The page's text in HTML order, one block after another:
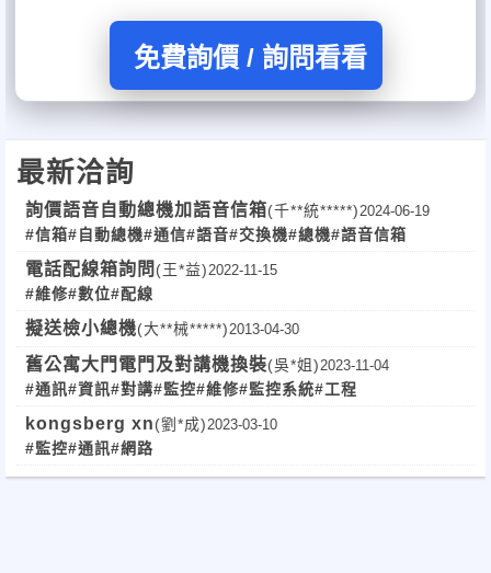
免費詢價 / 詢問看看
最新洽詢
詢價語音自動總機加語音信箱(千**統*****) 2024-06-19
#信箱#自動總機#通信#語音#交換機#總機#語音信箱
電話配線箱詢問 (王*益) 2022-11-15
#維修#數位#配線
擬送檢小總機(大**械*****) 2013-04-30
舊公寓大門電門及對講機換裝(吳*姐) 2023-11-04
#通訊#資訊#對講#監控#維修#監控系統#工程
kongsberg xn(劉*成) 2023-03-10
#監控#通訊#網路